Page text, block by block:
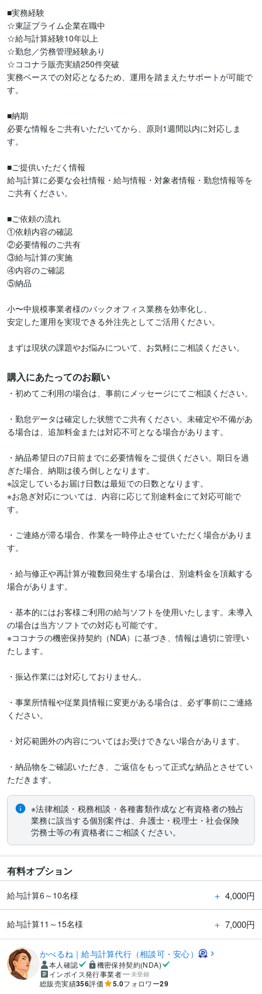
■実務経験
☆東証プライム企業在職中
☆給与計算経験10年以上
☆勤怠／労務管理経験あり
☆ココナラ販売実績250件突破
実務ベースでの対応となるため、運用を踏まえたサポートが可能で
す。
■納期
必要な情報をご共有いただいてから、原則1週間以内に対応しま
す。
■ご提供いただく情報
給与計算に必要な会社情報・給与情報・対象者情報・勤怠情報等を
ご共有ください。
■ご依頼の流れ
①依頼内容の確認
②必要情報のご共有
③給与計算の実施
④内容のご確認
⑤納品
小〜中規模事業者様のバックオフィス業務を効率化し、
安定した運用を実現できる外注先としてご活用ください。
まずは現状の課題やお悩みについて、お気軽にご相談ください。
購入にあたってのお願い
・初めてご利用の場合は、事前にメッセージにてご相談ください。
・勤怠データは確定した状態でご共有ください。未確定や不備があ
る場合は、追加料金または対応不可となる場合があります。
・納品希望日の7日前までに必要情報をご提供ください。期日を過
ぎた場合、納期は後ろ倒しとなります。
※設定しているお届け日数は最短での日数となります。
※お急ぎ対応については、内容に応じて別途料金にて対応可能で
す。
・ご連絡が滞る場合、作業を一時停止させていただく場合がありま
す。
・給与修正や再計算が複数回発生する場合は、別途料金を頂戴する
場合があります。
・基本的にはお客様ご利用の給与ソフトを使用いたします。未導入
の場合は当方ソフトでの対応も可能です。
※ココナラの機密保持契約（NDA）に基づき、情報は適切に管理い
たします。
・振込作業には対応しておりません。
・事業所情報や従業員情報に変更がある場合は、必ず事前にご連絡
ください。
・対応範囲外の内容についてはお受けできない場合があります。
・納品物をご確認いただき、ご返信をもって正式な納品とさせてい
ただきます。
※法律相談・税務相談・各種書類作成など有資格者の独占
業務に該当する個別案件は、弁護士・税理士・社会保険
労務士等の有資格者にご相談ください。
有料オプション
給与計算6～10名様 ＋ 4,000円
給与計算11～15名様 ＋ 7,000円
かべるね｜給与計算代行（相談可・安心）
本人確認
機密保持契約(NDA)
インボイス発行事業者
未登録
総販売実績356評価 5.0フォロワー29